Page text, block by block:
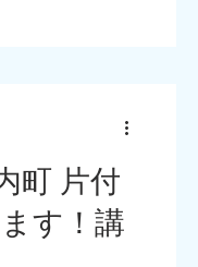
町 片付
す！講